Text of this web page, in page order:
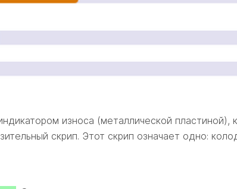
износа (металлической пластиной),
скрип. Этот скрип означает одно: